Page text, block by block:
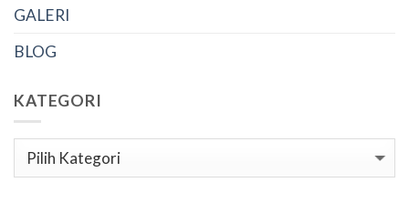
GALERI
BLOG
KATEGORI
Kategori